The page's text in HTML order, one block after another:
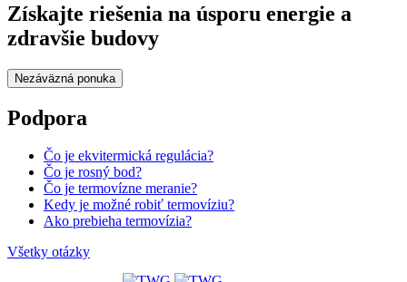
Získajte riešenia na úsporu energie a
zdravšie budovy
Nezáväzná ponuka
Podpora
Čo je ekvitermická regulácia?
Čo je rosný bod?
Čo je termovízne meranie?
Kedy je možné robiť termovíziu?
Ako prebieha termovízia?
Všetky otázky